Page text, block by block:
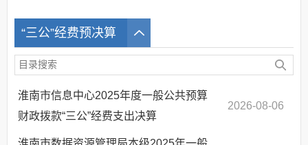
“三公”经费预决算
淮南市信息中心2025年度一般公共预算
财政拨款“三公”经费支出决算
2026-08-06